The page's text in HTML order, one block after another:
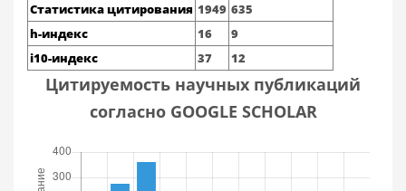
Статистика цитирования 1949 635
h-индекс
16
9
i10-индекс
37 12
Цитируемость научных публикаций
согласно GOOGLE SCHOLAR